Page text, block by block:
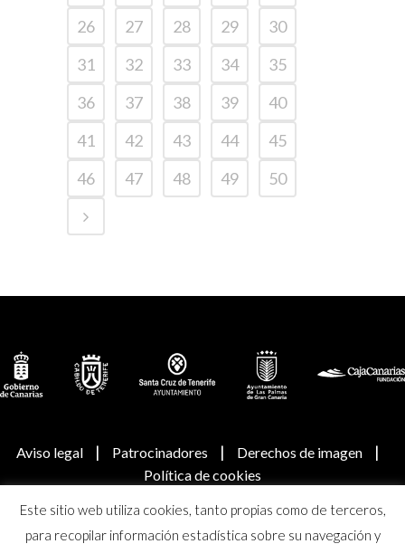
26
27 28 29
30
31
32 33 34
35
36
37 38 39
40
41
42 43 44
45
46
47 48 49 50
Aviso legal | Patrocinadores | Derechos de imagen |
Política de cookies
© Real Academia Canaria de Bellas Artes de San Miguel
Este sitio web utiliza cookies, tanto propias como de terceros,
para recopilar información estadística sobre su navegación y